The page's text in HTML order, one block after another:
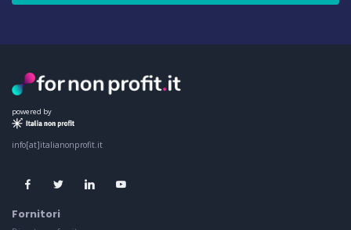
powered by
info[at]italianonprofit.it
Fornitori